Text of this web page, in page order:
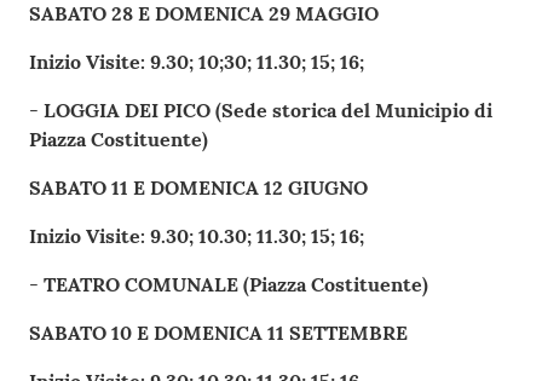
SABATO 28 E DOMENICA 29 MAGGIO
Inizio Visite: 9.30; 10;30; 11.30; 15; 16;
- LOGGIA DEI PICO (Sede storica del Municipio di
Piazza Costituente)
SABATO 11 E DOMENICA 12 GIUGNO
Inizio Visite: 9.30; 10.30; 11.30; 15; 16;
- TEATRO COMUNALE (Piazza Costituente)
SABATO 10 E DOMENICA 11 SETTEMBRE